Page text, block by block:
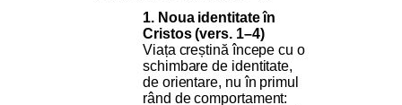
1. Noua identitate în
Cristos (vers. 1–4)
Viața creștină începe cu o
schimbare de identitate,
de orientare, nu în primul
rând de comportament: